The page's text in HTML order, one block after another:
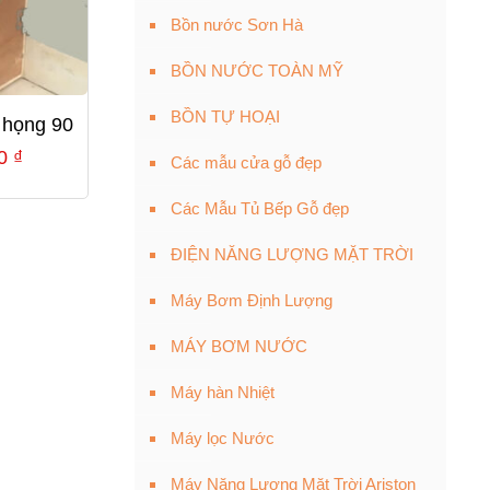
90
₫
Bồn nước Sơn Hà
BỒN NƯỚC TOÀN MỸ
BỒN TỰ HOẠI
Các mẫu cửa gỗ đẹp
Các Mẫu Tủ Bếp Gỗ đẹp
ĐIỆN NĂNG LƯỢNG MẶT TRỜI
Máy Bơm Định Lượng
MÁY BƠM NƯỚC
Máy hàn Nhiệt
Máy lọc Nước
Máy Năng Lượng Mặt Trời Ariston